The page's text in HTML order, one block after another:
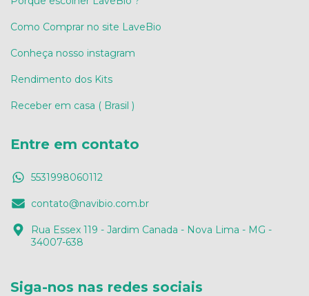
Como Comprar no site LaveBio
Conheça nosso instagram
Rendimento dos Kits
Receber em casa ( Brasil )
Entre em contato
5531998060112
contato@navibio.com.br
Rua Essex 119 - Jardim Canada - Nova Lima - MG -
34007-638
Siga-nos nas redes sociais